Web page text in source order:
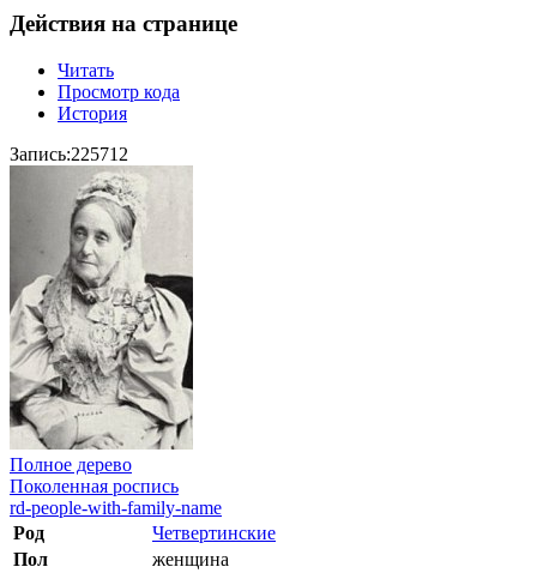
Действия на странице
Читать
Просмотр кода
История
Запись:225712
Полное дерево
Поколенная роспись
rd-people-with-family-name
Род
Четвертинские
Пол
женщина